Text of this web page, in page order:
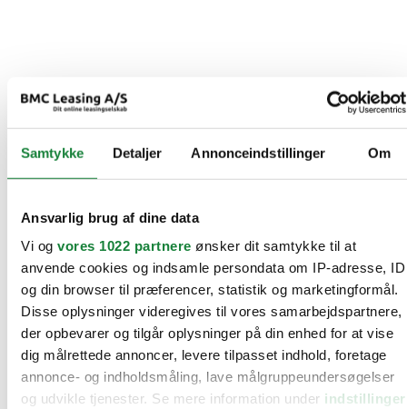
Samtykke Detaljer Annonceindstillinger Om
Ansvarlig brug af dine data
Vi og vores 1022 partnere ønsker dit samtykke til at
anvende cookies og indsamle persondata om IP-adresse, ID
og din browser til præferencer, statistik og marketingformål.
Disse oplysninger videregives til vores samarbejdspartnere,
der opbevarer og tilgår oplysninger på din enhed for at vise
dig målrettede annoncer, levere tilpasset indhold, foretage
annonce- og indholdsmåling, lave målgruppeundersøgelser
og udvikle tjenester. Se mere information under indstillinger